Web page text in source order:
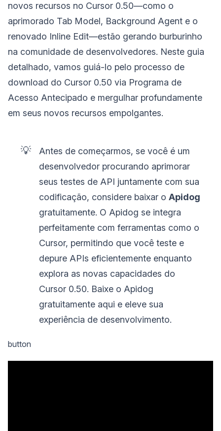
novos recursos no Cursor 0.50—como o
aprimorado Tab Model, Background Agent e o
renovado Inline Edit—estão gerando burburinho
na comunidade de desenvolvedores. Neste guia
detalhado, vamos guiá-lo pelo processo de
download do Cursor 0.50 via Programa de
Acesso Antecipado e mergulhar profundamente
em seus novos recursos empolgantes.
💡
Antes de começarmos, se você é um
desenvolvedor procurando aprimorar
seus testes de API juntamente com sua
codificação, considere baixar oApidog
gratuitamente. O Apidog se integra
perfeitamente com ferramentas como o
Cursor, permitindo que você teste e
depure APIs eficientemente enquanto
explora as novas capacidades do
Cursor 0.50. Baixe o Apidog
gratuitamente aqui e eleve sua
experiência de desenvolvimento.
button